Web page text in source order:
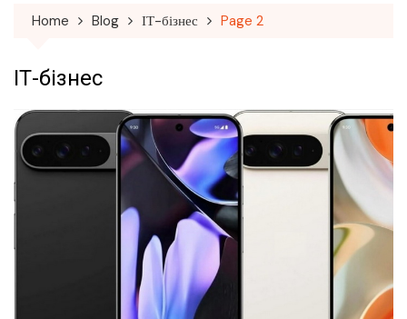
Home Blog ІТ-бізнес Page 2
ІТ-бізнес